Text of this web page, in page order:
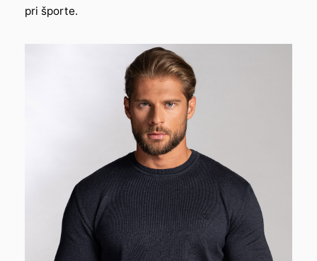
pri športe.